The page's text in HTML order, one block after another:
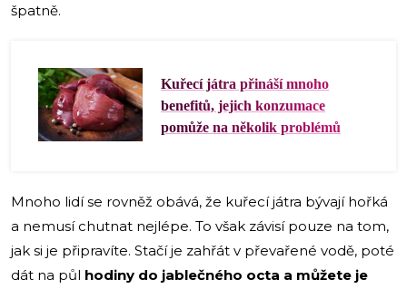
špatně.
Kuřecí játra přináší mnoho
benefitů, jejich konzumace
pomůže na několik problémů
Mnoho lidí se rovněž obává, že kuřecí játra bývají hořká
a nemusí chutnat nejlépe. To však závisí pouze na tom,
jak si je připravíte. Stačí je zahřát v převařené vodě, poté
dát na půl hodiny do jablečného octa a můžete je